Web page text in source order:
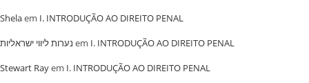
Shelaem I. INTRODUÇÃO AO DIREITO PENAL
נערות ליווי ישראליות em I. INTRODUÇÃO AO DIREITO PENAL
Stewart Rayem I. INTRODUÇÃO AO DIREITO PENAL